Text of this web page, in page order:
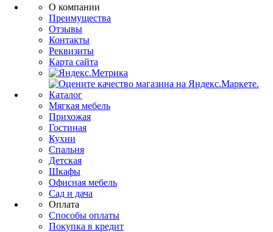
О компании
Преимущества
Отзывы
Контакты
Реквизиты
Карта сайта
Каталог
Мягкая мебель
Прихожая
Гостиная
Кухни
Спальня
Детская
Шкафы
Офисная мебель
Сад и дача
Оплата
Способы оплаты
Покупка в кредит